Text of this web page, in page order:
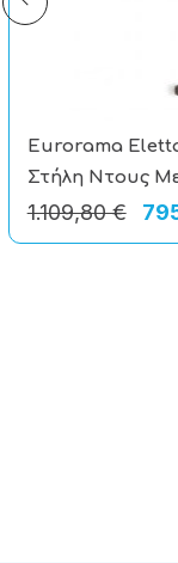
Eurorama
Στήλη Ντους
1.109,80 €